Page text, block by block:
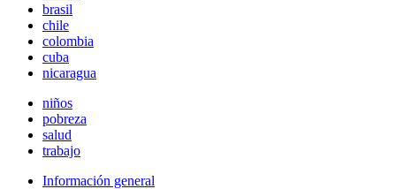
brasil
chile
colombia
cuba
nicaragua
niños
pobreza
salud
trabajo
Información general